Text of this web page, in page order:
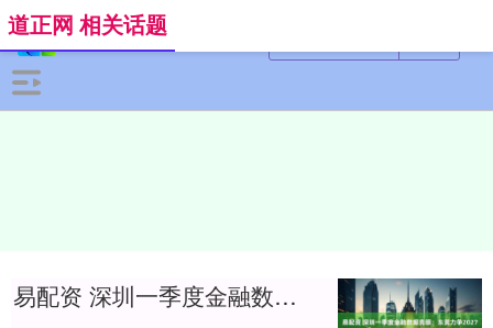
道正网 相关话题
易配资 深圳一季度金融数据亮眼；东莞力争2027年智能算力超10000P丨大湾区财经早参